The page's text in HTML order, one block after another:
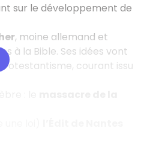
sur le développement de
, moine allemand et
à la Bible. Ses idées vont
courant issu